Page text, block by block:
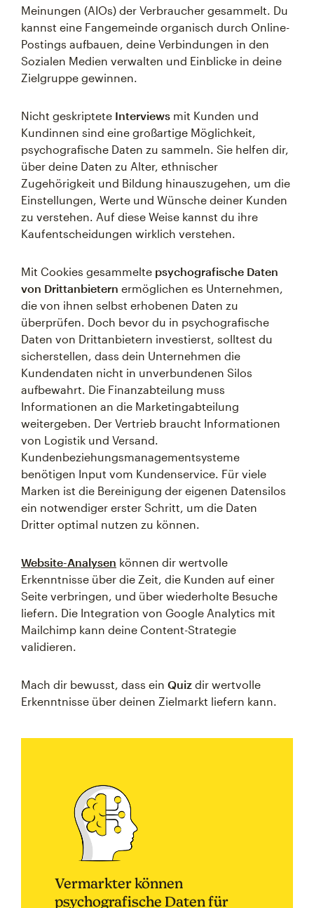
Meinungen (AIOs) der Verbraucher gesammelt. Du
kannst eine Fangemeinde organisch durch Online-
Postings aufbauen, deine Verbindungen in den
Sozialen Medien verwalten und Einblicke in deine
Zielgruppe gewinnen.
Nicht geskriptete Interviews mit Kunden und
Kundinnen sind eine großartige Möglichkeit,
psychografische Daten zu sammeln. Sie helfen dir,
über deine Daten zu Alter, ethnischer
Zugehörigkeit und Bildung hinauszugehen, um die
Einstellungen, Werte und Wünsche deiner Kunden
zu verstehen. Auf diese Weise kannst du ihre
Kaufentscheidungen wirklich verstehen.
Mit Cookies gesammelte psychografische Daten
von Drittanbietern ermöglichen es Unternehmen,
die von ihnen selbst erhobenen Daten zu
überprüfen. Doch bevor du in psychografische
Daten von Drittanbietern investierst, solltest du
sicherstellen, dass dein Unternehmen die
Kundendaten nicht in unverbundenen Silos
aufbewahrt. Die Finanzabteilung muss
Informationen an die Marketingabteilung
weitergeben. Der Vertrieb braucht Informationen
von Logistik und Versand.
Kundenbeziehungsmanagementsysteme
benötigen Input vom Kundenservice. Für viele
Marken ist die Bereinigung der eigenen Datensilos
ein notwendiger erster Schritt, um die Daten
Dritter optimal nutzen zu können.
Website-Analysen können dir wertvolle
Erkenntnisse über die Zeit, die Kunden auf einer
Seite verbringen, und über wiederholte Besuche
liefern. Die Integration von Google Analytics mit
Mailchimp kann deine Content-Strategie
validieren.
Mach dir bewusst, dass ein Quiz dir wertvolle
Erkenntnisse über deinen Zielmarkt liefern kann.
Vermarkter können
psychografische Daten für